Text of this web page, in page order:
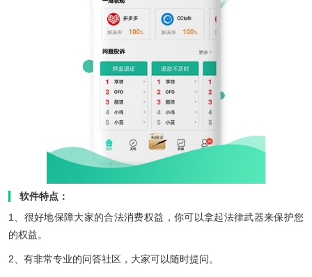
软件特点：
1、很好地保障大家的合法消费权益，你可以拿起法律武器来保护您
的权益。
2、有非常专业的问答社区，大家可以随时提问。